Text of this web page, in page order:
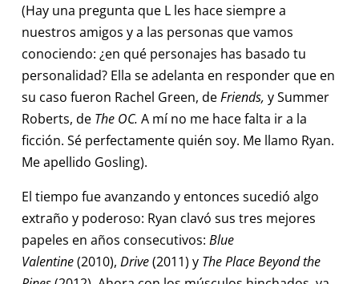
(Hay una pregunta que L les hace siempre a
nuestros amigos y a las personas que vamos
conociendo: ¿en qué personajes has basado tu
personalidad? Ella se adelanta en responder que en
su caso fueron Rachel Green, deFriends, y Summer
Roberts, de The OC. A mí no me hace falta ir a la
ficción. Sé perfectamente quién soy. Me llamo Ryan.
Me apellido Gosling).
El tiempo fue avanzando y entonces sucedió algo
extraño y poderoso: Ryan clavó sus tres mejores
papeles en años consecutivos: Blue
Valentine(2010), Drive(2011) y The Place Beyond the